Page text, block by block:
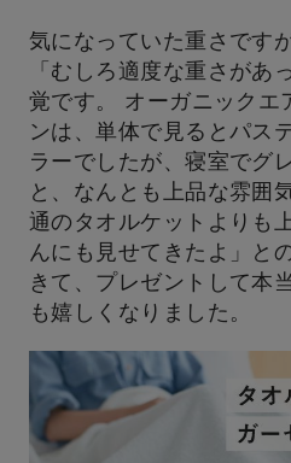
気になっていた重さです
「むしろ適度な重さがあ
覚です。 オーガニックエ
ンは、単体で見るとパス
ラーでしたが、寝室でグ
と、なんとも上品な雰囲
通のタオルケットよりも
んにも見せてきたよ」と
きて、プレゼントして本
も嬉しくなりました。